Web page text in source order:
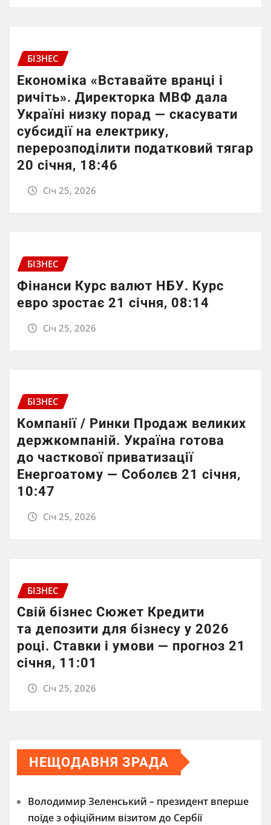
БІЗНЕС
Економіка «Вставайте вранці і
ричіть». Директорка МВФ дала
Україні низку порад — скасувати
субсидії на електрику,
перерозподілити податковий тягар
20 січня, 18:46
Січ 25, 2026
БІЗНЕС
Фінанси Курс валют НБУ. Курс
евро зростає 21 січня, 08:14
Січ 25, 2026
БІЗНЕС
Компанії / Ринки Продаж великих
держкомпаній. Україна готова
до часткової приватизації
Енергоатому — Соболєв 21 січня,
10:47
Січ 25, 2026
БІЗНЕС
Свій бізнес Сюжет Кредити
та депозити для бізнесу у 2026
році. Ставки і умови — прогноз 21
січня, 11:01
Січ 25, 2026
НЕЩОДАВНЯ ЗРАДА
Володимир Зеленський – президент вперше
поїде з офіційним візитом до Сербії